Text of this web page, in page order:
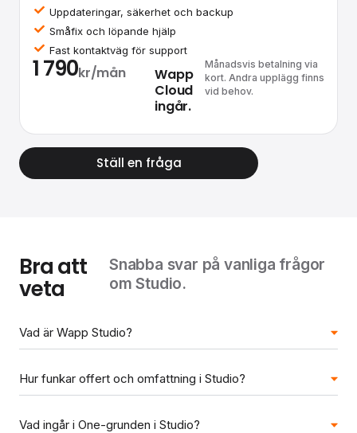
Uppdateringar, säkerhet och backup
Småfix och löpande hjälp
Fast kontaktväg för support
1 790kr/mån
Wapp
Cloud
ingår.
Månadsvis betalning via
kort. Andra upplägg finns
vid behov.
Ställ en fråga
Bra att
veta
Snabba svar på vanliga frågor
om Studio.
Vad är Wapp Studio?
Hur funkar offert och omfattning i Studio?
Vad ingår i One-grunden i Studio?